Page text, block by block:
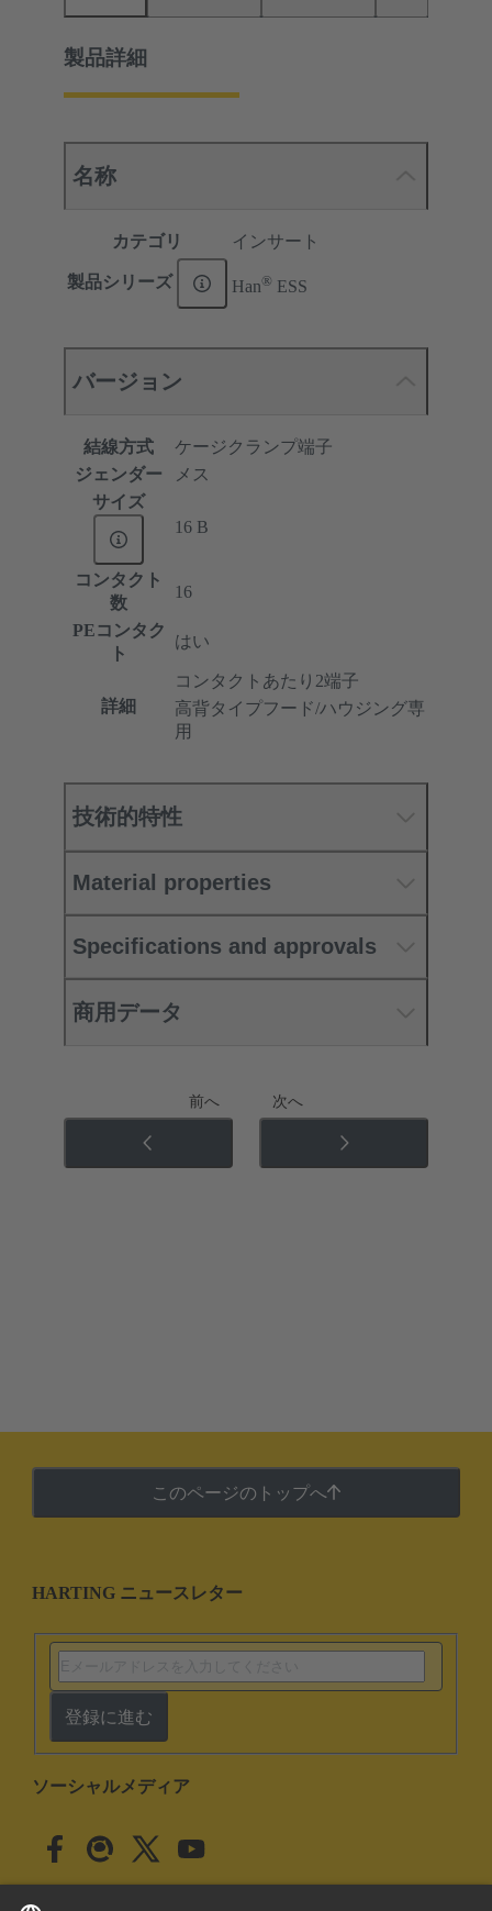
製品詳細
名称
カテゴリ インサート
製品シリーズ Han® ESS
バージョン
結線方式
ケージクランプ端子
ジェンダー
メス
サイズ
16 B
コンタクト
数
16
PEコンタク
ト
はい
詳細
コンタクトあたり2端子
高背タイプフード/ハウジング専
用
技術的特性
Material properties
Specifications and approvals
商用データ
前へ 次へ
このページのトップへ
HARTING ニュースレター
登録に進む
ソーシャルメディア